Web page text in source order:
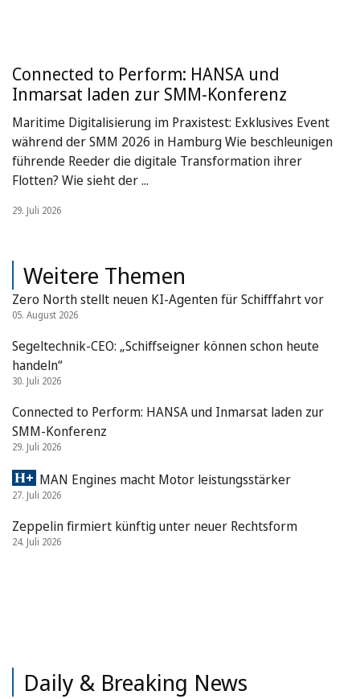
Connected to Perform: HANSA und
Inmarsat laden zur SMM-Konferenz
Maritime Digitalisierung im Praxistest: Exklusives Event
während der SMM 2026 in Hamburg Wie beschleunigen
führende Reeder die digitale Transformation ihrer
Flotten? Wie sieht der ...
29. Juli 2026
Weitere Themen
Zero North stellt neuen KI-Agenten für Schifffahrt vor
05. August 2026
Segeltechnik-CEO: „Schiffseigner können schon heute
handeln“
30. Juli 2026
Connected to Perform: HANSA und Inmarsat laden zur
SMM-Konferenz
29. Juli 2026
MAN Engines macht Motor leistungsstärker
27. Juli 2026
Zeppelin firmiert künftig unter neuer Rechtsform
24. Juli 2026
Daily & Breaking News